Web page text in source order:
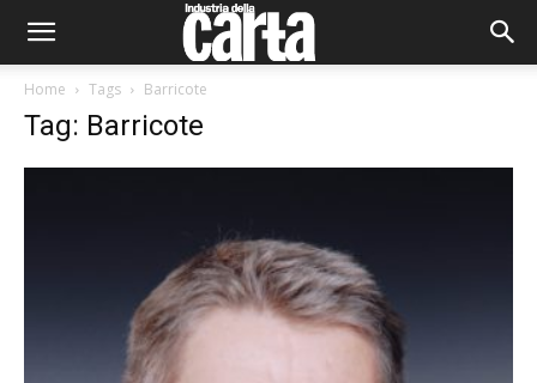
Home Tags Barricote
Tag: Barricote